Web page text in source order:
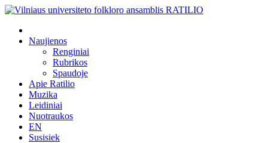
Naujienos
Renginiai
Rubrikos
Spaudoje
Apie Ratilio
Muzika
Leidiniai
Nuotraukos
EN
Susisiek